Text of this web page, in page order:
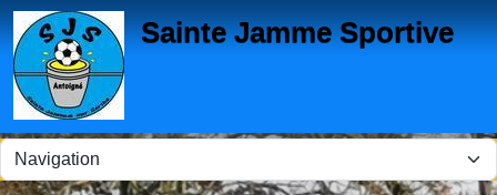
Sainte Jamme Sportive
Panneau de gestion des cookies